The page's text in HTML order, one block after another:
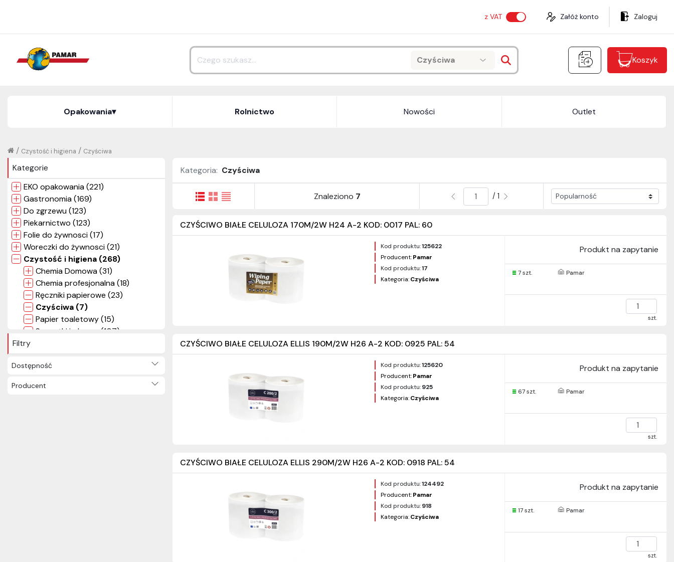
z VAT Załóż konto Zaloguj
Czyściwa
Search Koszyk
Opakowania▾ Rolnictwo Nowości Outlet
Czyściwa
/
Czystość i higiena
/
Kategorie
EKO opakowania (221)
Gastronomia (169)
Do zgrzewu (123)
Piekarnictwo (123)
Folie do żywnosci (17)
Woreczki do żywnosci (21)
Czystość i higiena (268)
Chemia Domowa (31)
Chemia profesjonalna (18)
Ręczniki papierowe (23)
Czyściwa (7)
Papier toaletowy (15)
Serwetki i obrusy (107)
Artykuły gospodarstwa
domowego (26)
Pozostałe (2)
Filtry
Dostępność
Producent
Kategoria: Czyściwa
Znaleziono 7 / 1
CZYŚCIWO BIAŁE CELULOZA 170M/2W H24 A-2 KOD: 0017 PAL: 60
Kod produktu:125622
Producent:Pamar
Kod produktu:17
Kategoria:Czyściwa
Produkt na zapytanie
7 szt. Pamar
szt.
CZYŚCIWO BIAŁE CELULOZA ELLIS 190M/2W H26 A-2 KOD: 0925 PAL: 54
Kod produktu:125620
Producent:Pamar
Kod produktu:925
Kategoria:Czyściwa
Produkt na zapytanie
67 szt. Pamar
szt.
CZYŚCIWO BIAŁE CELULOZA ELLIS 290M/2W H26 A-2 KOD: 0918 PAL: 54
Kod produktu:124492
Producent:Pamar
Kod produktu:918
Kategoria:Czyściwa
Produkt na zapytanie
17 szt. Pamar
szt.